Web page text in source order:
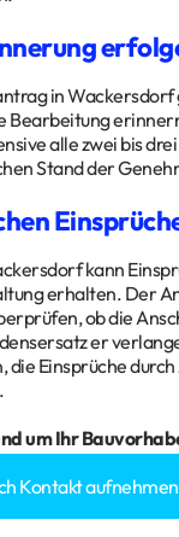
in
Bearbeitung
alle zwei bis
Stand der
kann
erhalten. Der
ob die
er
die Einsprüche
um Ihr
Kontakt aufnehmen